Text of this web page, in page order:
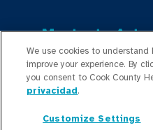
Mantente
Sala de Prensa
Comunicados de
Podcasts
We use cookies to
improve your experience. By
you consent to Cook County
privacidad.
Customize Settings